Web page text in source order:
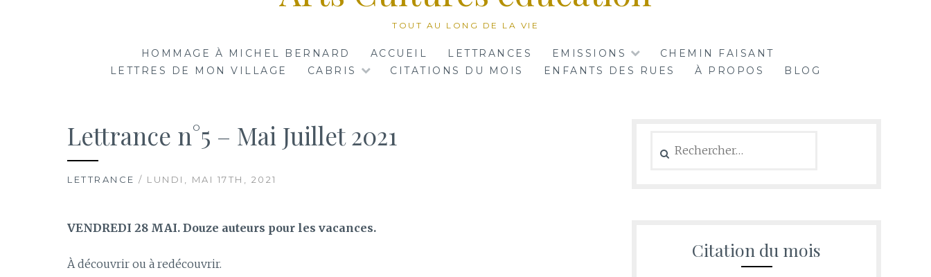
TOUT AU LONG DE LA VIE
HOMMAGE À MICHEL BERNARD ACCUEIL LETTRANCES EMISSIONS
CHEMIN FAISANT
LETTRES DE MON VILLAGE
CABRIS CITATIONS DU MOIS ENFANTS DES RUES À PROPOS BLOG
Lettrance n°5 – Mai Juillet 2021
LETTRANCE / LUNDI, MAI 17TH, 2021
VENDREDI 28 MAI. Douze auteurs pour les vacances.
À découvrir ou à redécouvrir.
Citation du mois